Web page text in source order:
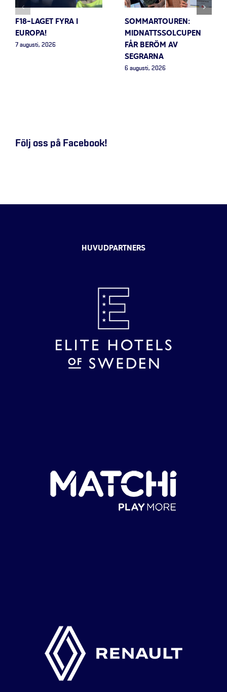
F18-LAGET FYRA I
EUROPA!
7 augusti, 2026
SOMMARTOUREN:
MIDNATTSSOLCUPEN
FÅR BERÖM AV
SEGRARNA
6 augusti, 2026
Följ oss på Facebook!
HUVUDPARTNERS